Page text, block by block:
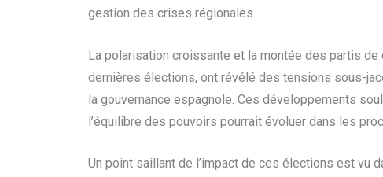
gestion des crises régionales.
La polarisation croissante et la montée des partis
dernières élections, ont révélé des tensions sous-
la gouvernance espagnole. Ces développements
l’équilibre des pouvoirs pourrait évoluer dans les
Un point saillant de l’impact de ces élections est vu